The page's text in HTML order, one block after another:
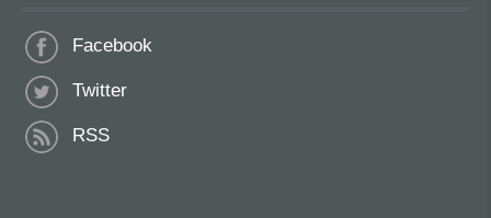
Facebook
Twitter
RSS